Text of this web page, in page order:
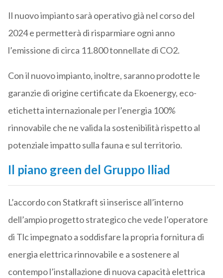
Il nuovo impianto sarà operativo già nel corso del
2024 e permetterà di risparmiare ogni anno
l’emissione di circa 11.800 tonnellate di CO2.
Con il nuovo impianto, inoltre, saranno prodotte le
garanzie di origine certificate da Ekoenergy, eco-
etichetta internazionale per l’energia 100%
rinnovabile che ne valida la sostenibilità rispetto al
potenziale impatto sulla fauna e sul territorio.
Il piano green del Gruppo Iliad
L’accordo con Statkraft si inserisce all’interno
dell’ampio progetto strategico che vede l’operatore
di Tlc impegnato a soddisfare la propria fornitura di
energia elettrica rinnovabile e a sostenere al
contempo l’installazione di nuova capacità elettrica